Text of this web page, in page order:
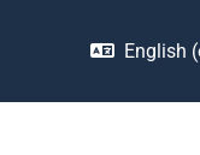
English